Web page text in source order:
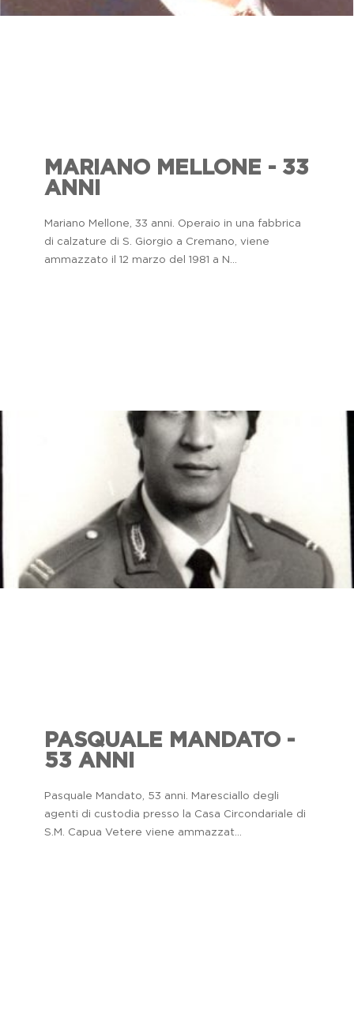
MARIANO MELLONE - 33
ANNI
Mariano Mellone, 33 anni. Operaio in una fabbrica
di calzature di S. Giorgio a Cremano, viene
ammazzato il 12 marzo del 1981 a N...
PASQUALE MANDATO -
53 ANNI
Pasquale Mandato, 53 anni. Maresciallo degli
agenti di custodia presso la Casa Circondariale di
S.M. Capua Vetere viene ammazzat...